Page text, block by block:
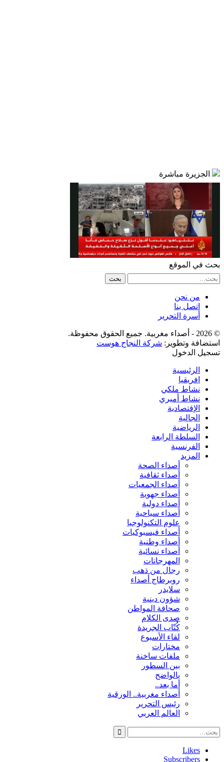
الجزيرة مباشرة
بحث في الموقع
من نحن
اتصل بنا
أسرة التحرير
© 2026 - أصداء مغربية. جميع الحقوق محفوظة.
استضافة وتطوير: شركة النجاح هوست
تسجيل الدخول
الرئيسية
افريقيا
نشاط ملكي
نشاط أميري
الإقتصادية
الجالية
الرياضية
السلطة الرابعة
الفرنسية
المزيد
أصداء الصحة
أصداء ثقافية
أصداء الجمعيات
أصداء جهوية
أصداء دولية
أصداء سياحية
علوم التكنولوجيا
أصداء فيسبوكيات
أصداء وطنية
أصداء نسائية
المهرجانات
رجال من ذهب
روبرطاج أصداء
سلايدر
شؤون دينية
صحافة المواطن
صدى الكلام
كُتّاب الجريدة
لقاء الأسبوع
مختارات
ملفات ساخنة
بين السطور
بالواضح
أما بعد..
أصداء مغربية.. الورقية
رئيس التحرير
العالم العربي
Likes
Subscribers